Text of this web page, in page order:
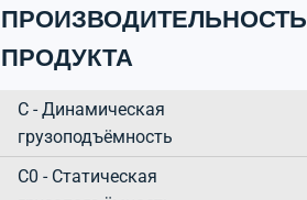
ПРОИЗВОДИТЕЛЬНОСТЬ
ПРОДУКТА
C - Динамическая
грузоподъёмность
C0 - Статическая